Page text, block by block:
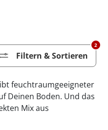
Filtern & Sortieren
2
feuchtraumgeeigneter
Deinen Boden. Und das
Mix aus